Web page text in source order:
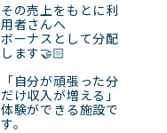
その売上をもとに利
用者さんへ
ボーナスとして分配
します🤝🏻
「自分が頑張った分
だけ収入が増える」
体験ができる施設で
す。